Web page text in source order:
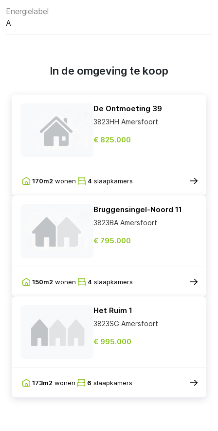
Energielabel
A
In de omgeving te koop
De Ontmoeting 39
3823HH Amersfoort
€ 825.000
170m2 wonen 4 slaapkamers
Bruggensingel-Noord 11
3823BA Amersfoort
€ 795.000
150m2 wonen 4 slaapkamers
Het Ruim 1
3823SG Amersfoort
€ 995.000
173m2 wonen 6 slaapkamers